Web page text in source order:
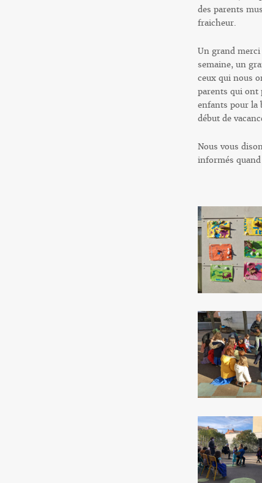
des parents
fraicheur.
Un grand merci
semaine, un
ceux qui nous
parents qui ont
enfants pour la
début de
Nous vous
informés